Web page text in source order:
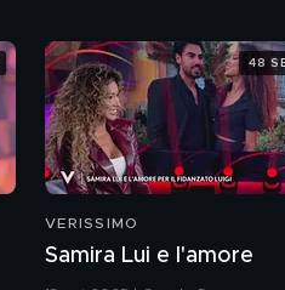
VERISSIMO
Samira Lui e l'amore
48